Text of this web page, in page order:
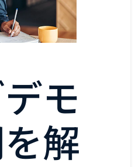
モ
解